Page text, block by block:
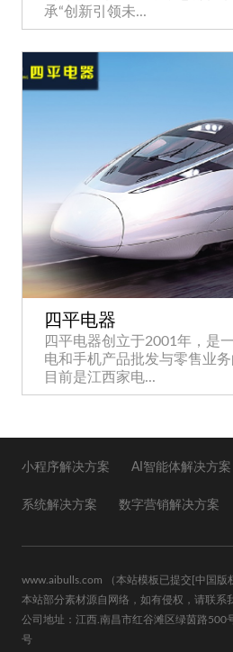
承“创新引领未...
四平电器
四平电器创立于2001年，是
电和手机产品批发与零售业务
目前是江西家电...
小程序解决方案 AI智能体解决方案
系统解决方案 数字营销解决方案
www.aibulls.com （本站模板已提交 [中国版
本站部分素材源自网络，如有侵权，请联系
公司地址：江西.南昌市红谷滩区绿茵路500
号